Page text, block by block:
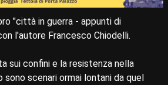
"città in guerra - appunti di
l'autore Francesco Chiodelli.
sui confini e la resistenza nella
sono scenari ormai lontani da quel